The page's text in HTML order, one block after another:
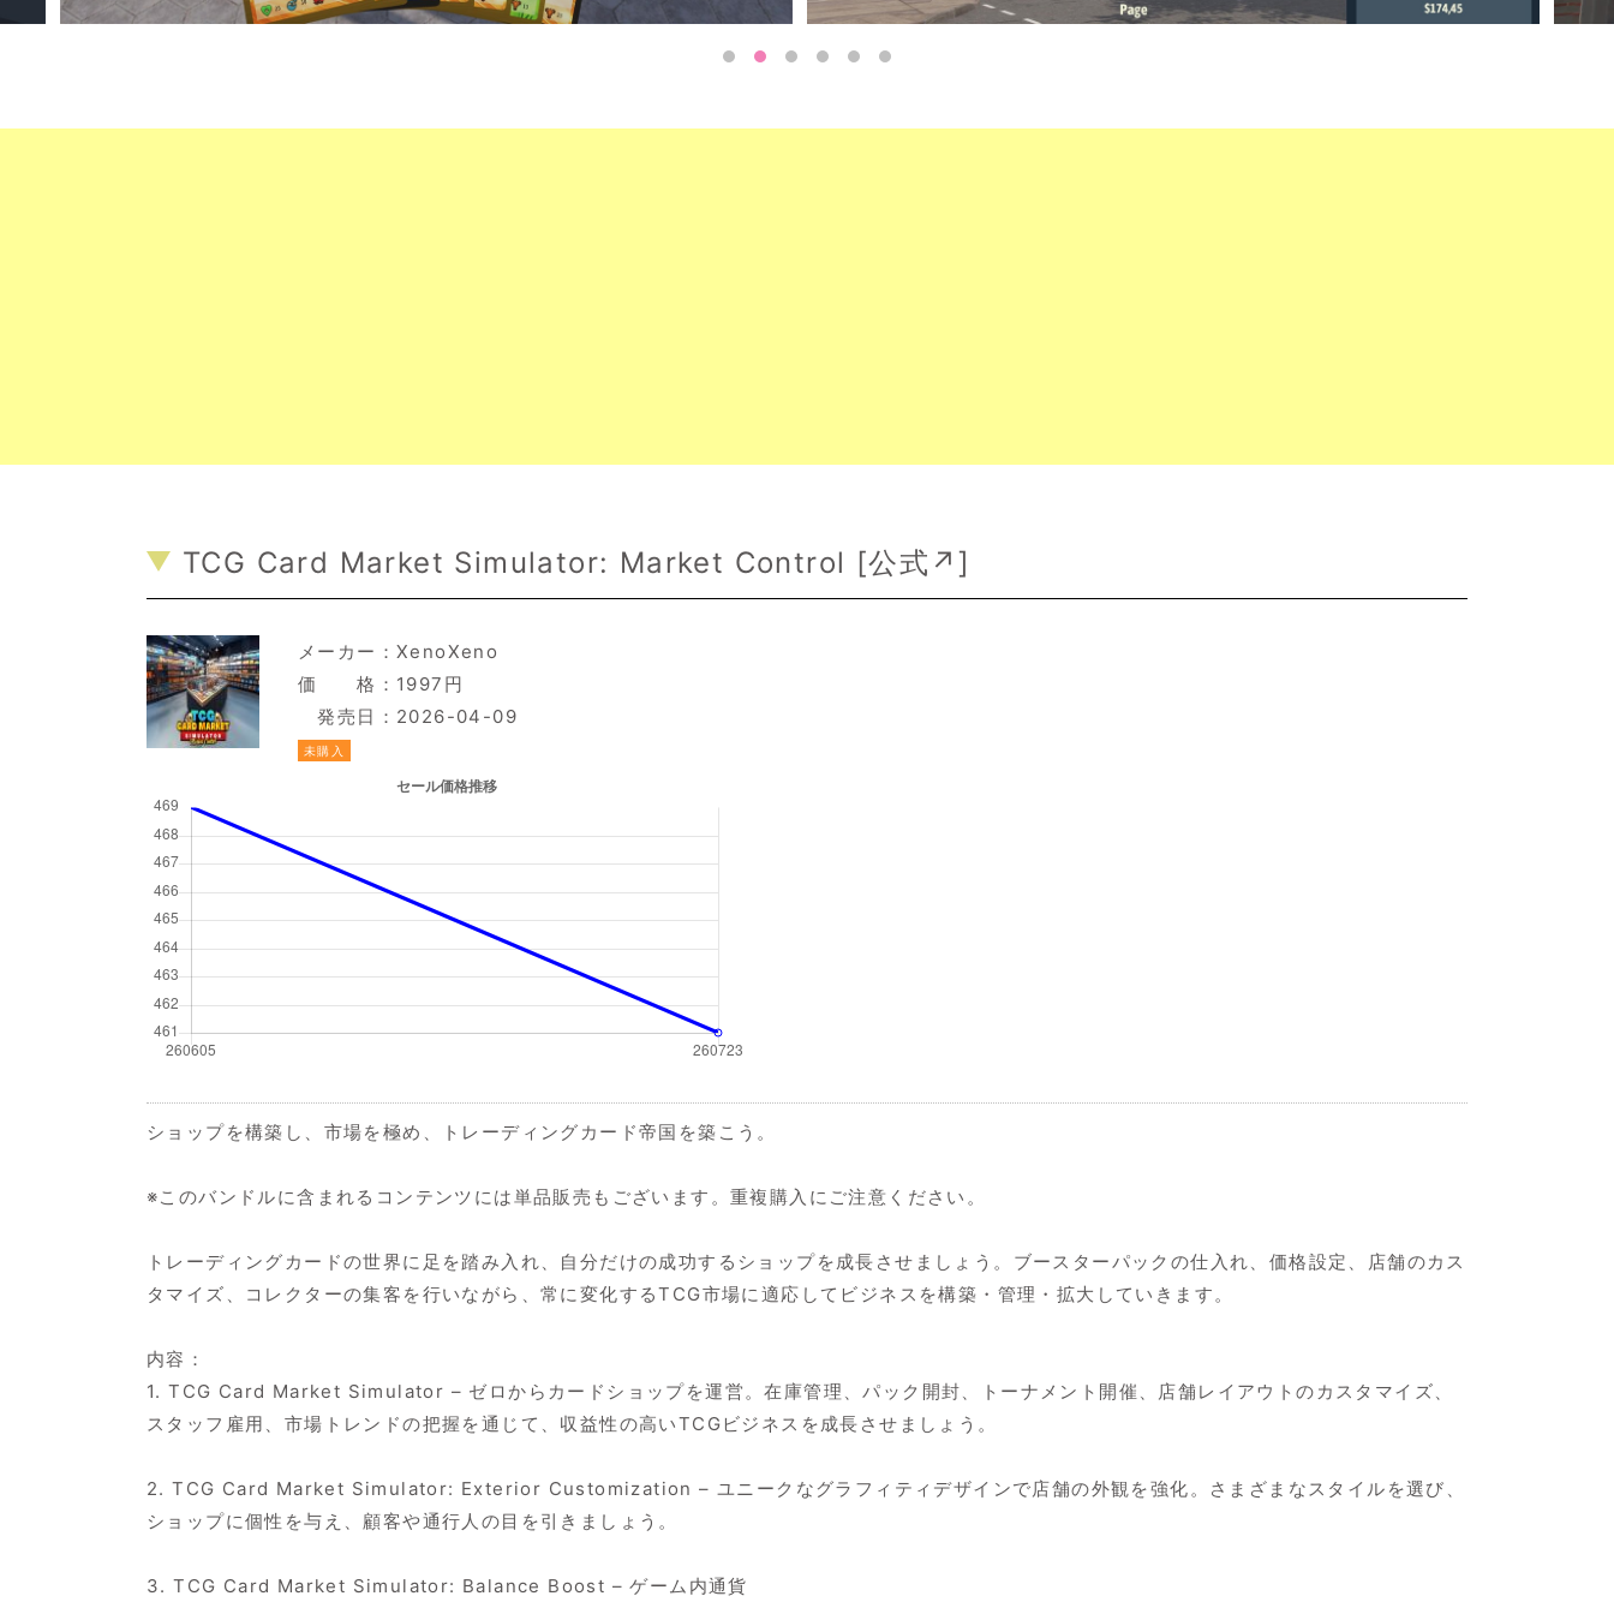
TCG Card Market Simulator: Market Control [公式↗]
メーカー： XenoXeno
価 格：1997円
発売日：2026-04-09
未購入
ショップを構築し、市場を極め、トレーディングカード帝国を築こう。
※このバンドルに含まれるコンテンツには単品販売もございます。重複購入にご注意ください。
トレーディングカードの世界に足を踏み入れ、自分だけの成功するショップを成長させましょう。ブースターパックの仕入れ、価格設定、店舗のカス
タマイズ、コレクターの集客を行いながら、常に変化するTCG市場に適応してビジネスを構築・管理・拡大していきます。
内容：
1. TCG Card Market Simulator – ゼロからカードショップを運営。在庫管理、パック開封、トーナメント開催、店舗レイアウトのカスタマイズ、
スタッフ雇用、市場トレンドの把握を通じて、収益性の高いTCGビジネスを成長させましょう。
2. TCG Card Market Simulator: Exterior Customization – ユニークなグラフィティデザインで店舗の外観を強化。さまざまなスタイルを選び、
ショップに個性を与え、顧客や通行人の目を引きましょう。
3. TCG Card Market Simulator: Balance Boost – ゲーム内通貨